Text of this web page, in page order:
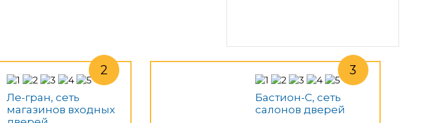
Ле-гран, сеть
магазинов входных
Бастион-С, сеть
салонов дверей